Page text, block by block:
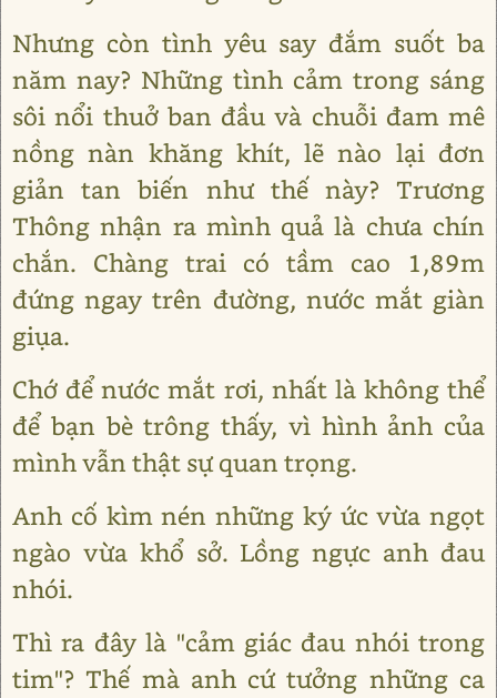
Nhưng còn tình yêu say đắm suốt ba
năm nay? Những tình cảm trong sáng
sôi nổi thuở ban đầu và chuỗi đam mê
nồng nàn khăng khít, lẽ nào lại đơn
giản tan biến như thế này? Trương
Thông nhận ra mình quả là chưa chín
chắn. Chàng trai có tầm cao 1,89m
đứng ngay trên đường, nước mắt giàn
giụa.
Chớ để nước mắt rơi, nhất là không thể
để bạn bè trông thấy, vì hình ảnh của
mình vẫn thật sự quan trọng.
Anh cố kìm nén những ký ức vừa ngọt
ngào vừa khổ sở. Lồng ngực anh đau
nhói.
Thì ra đây là "cảm giác đau nhói trong
tim"? Thế mà anh cứ tưởng những ca